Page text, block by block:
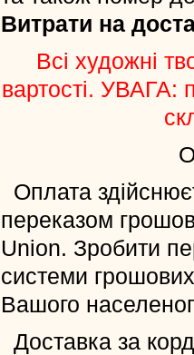
Витрати на
Всі художні
вартості. УВАГА:
Оплата
переказом
Union. Зробити
системи
Вашого
Доставка за